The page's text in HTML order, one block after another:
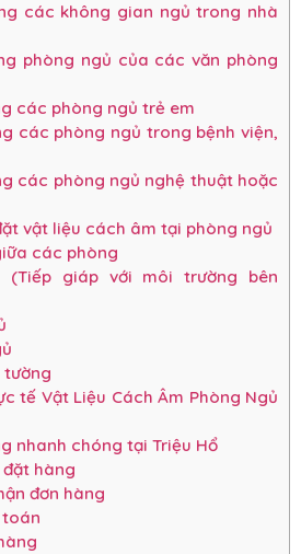
các không gian ngủ trong nhà
phòng ngủ của các văn phòng
các phòng ngủ trẻ em
các phòng ngủ trong bệnh viện,
các phòng ngủ nghệ thuật hoặc
vật liệu cách âm tại phòng ngủ
các phòng
(Tiếp giáp với môi trường bên
tế Vật Liệu Cách Âm Phòng Ngủ
nhanh chóng tại Triệu Hổ
đặt hàng
đơn hàng
toán